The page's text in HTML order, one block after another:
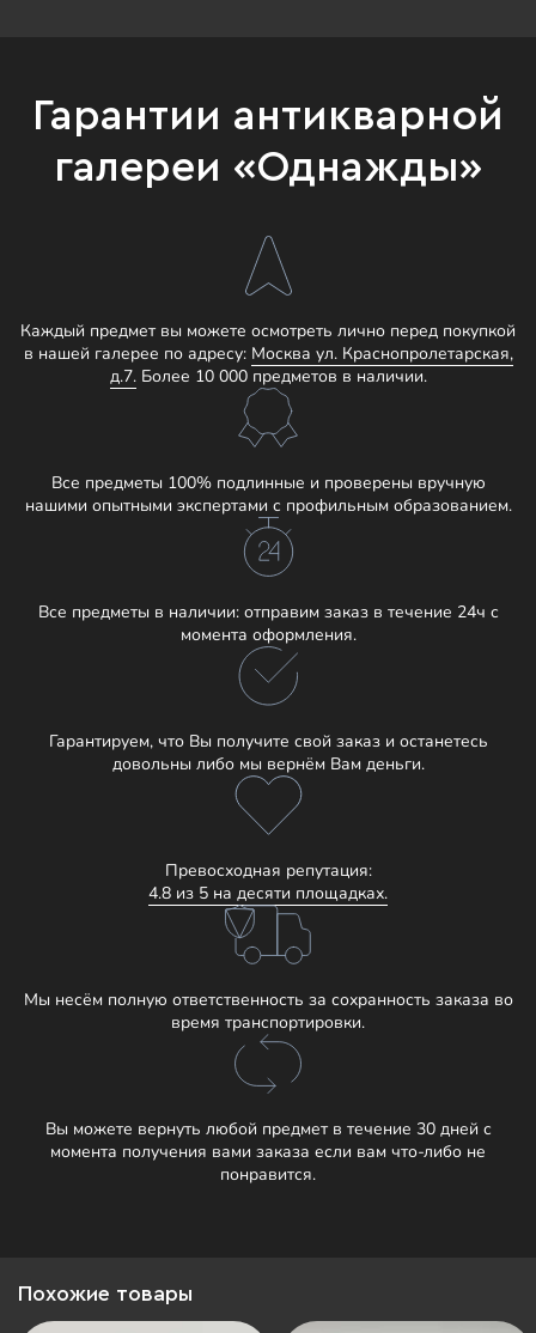
Гарантии антикварной
галереи «Однажды»
Каждый предмет вы можете осмотреть лично перед покупкой
в нашей галерее по адресу: Москва ул. Краснопролетарская,
д.7.Более 10 000 предметов в наличии.
Все предметы 100% подлинные и проверены вручную
нашими опытными экспертами с профильным образованием.
Все предметы в наличии: отправим заказ в течение 24ч с
момента оформления.
Гарантируем, что Вы получите свой заказ и останетесь
довольны либо мы вернём Вам деньги.
Превосходная репутация:
4.8 из 5 на десяти площадках.
Мы несём полную ответственность за сохранность заказа во
время транспортировки.
Вы можете вернуть любой предмет в течение 30 дней с
момента получения вами заказа если вам что-либо не
понравится.
Похожие товары